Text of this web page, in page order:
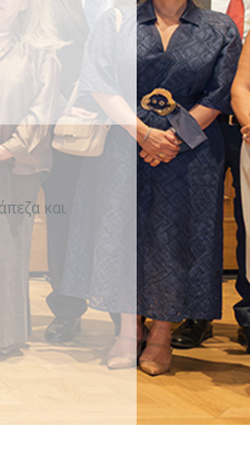
και